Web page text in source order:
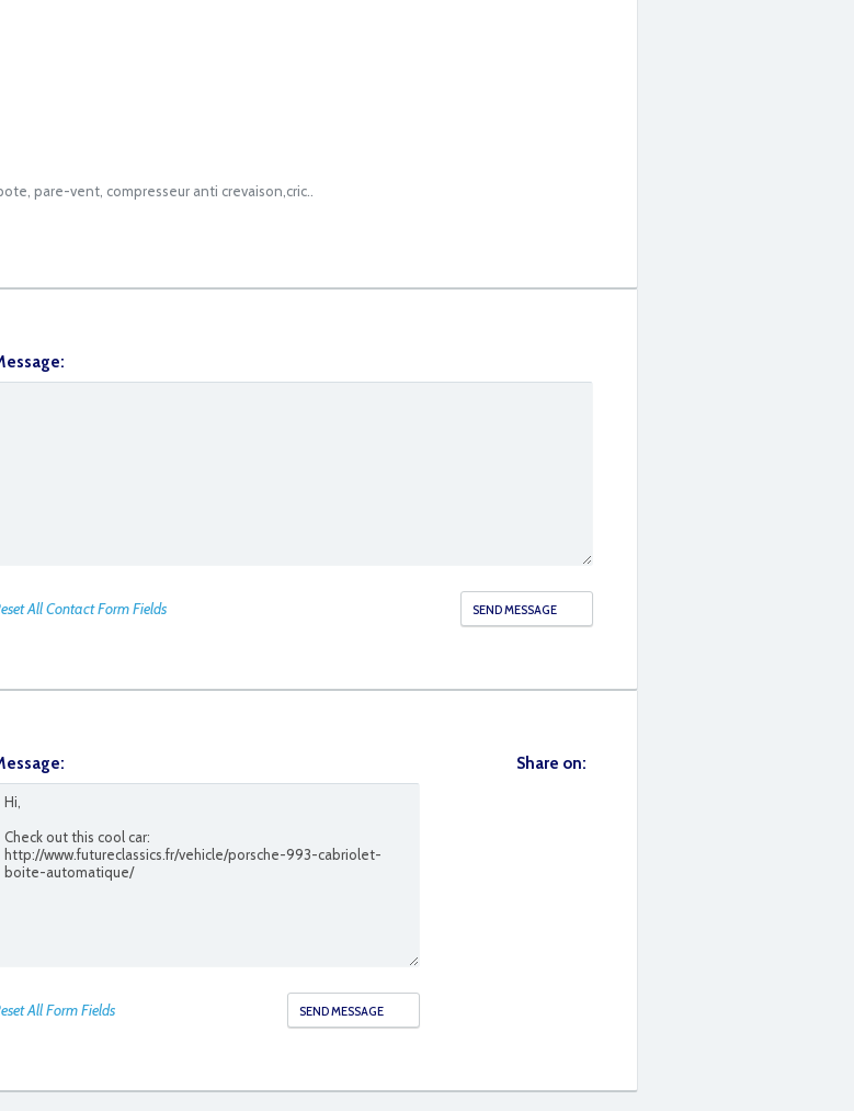
pare-vent, compresseur anti crevaison,cric..
All Contact Form Fields
All Form Fields
Share on: